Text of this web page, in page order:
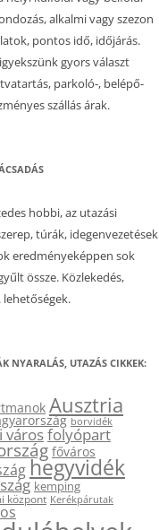
alkalmi vagy szezon
pontos idő, időjárás.
gyors választ
parkoló-, belépő-
szállás árak.
hobbi, az utazási
túrák, idegenvezetések
eredményeképpen sok
össze. Közlekedés,
NYARALÁS, UTAZÁS CIKKEK:
Ausztria
borvidék
városfolyópart
főváros
hegyvidék
kemping
központ Kerékpárutak